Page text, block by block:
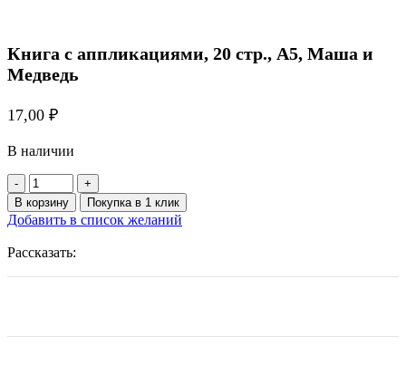
Книга с аппликациями, 20 стр., А5, Маша и
Медведь
17,00 ₽
В наличии
Количество
товара
Книга
с
20
стр.,
В корзину Покупка в 1 клик
Добавить в список желаний
Рассказать: